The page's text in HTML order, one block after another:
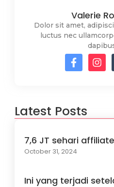
Valerie
Dolor sit amet,
luctus nec
Latest Posts
7,6 JT sehari
October 31, 2024
Ini yang terjadi